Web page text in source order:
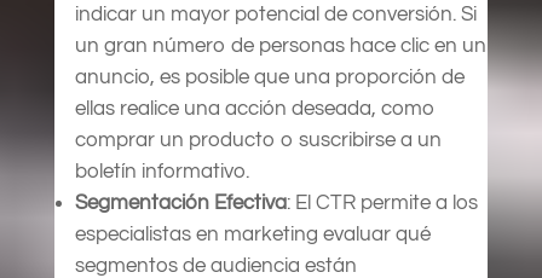
indicar un mayor potencial de conversión. Si
un gran número de personas hace clic en un
anuncio, es posible que una proporción de
ellas realice una acción deseada, como
comprar un producto o suscribirse a un
boletín informativo.
Segmentación Efectiva: El CTR permite a los
especialistas en marketing evaluar qué
segmentos de audiencia están